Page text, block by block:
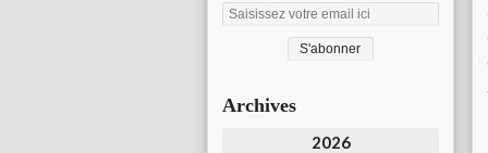
Archives
2026